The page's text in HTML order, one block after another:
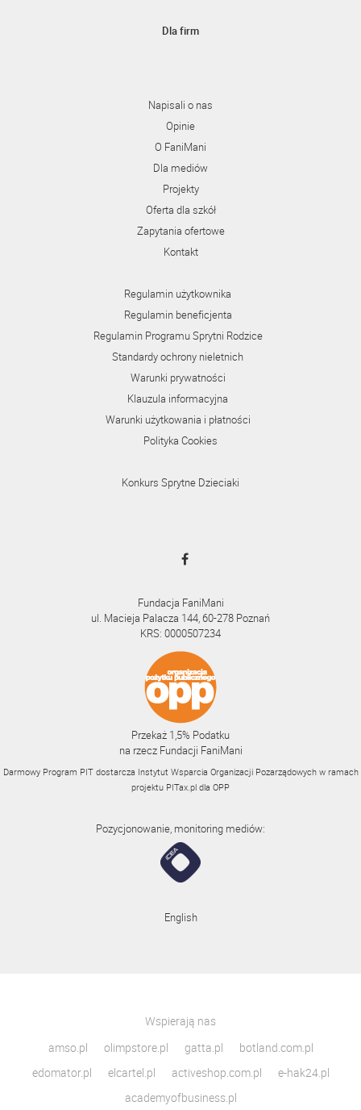
Dla firm
Napisali o nas
Opinie
O FaniMani
Dla mediów
Projekty
Oferta dla szkół
Zapytania ofertowe
Kontakt
Regulamin użytkownika
Regulamin beneficjenta
Regulamin Programu Sprytni Rodzice
Standardy ochrony nieletnich
Warunki prywatności
Klauzula informacyjna
Warunki użytkowania i płatności
Polityka Cookies
Konkurs Sprytne Dzieciaki
Fundacja FaniMani
ul. Macieja Palacza 144, 60-278 Poznań
KRS: 0000507234
Przekaż 1,5% Podatku
na rzecz Fundacji FaniMani
Darmowy Program PIT dostarcza Instytut Wsparcia Organizacji Pozarządowych w ramach
projektu PITax.pl dla OPP
Pozycjonowanie, monitoring mediów:
English
Wspierają nas
amso.pl
olimpstore.pl gatta.pl
botland.com.pl
edomator.pl
elcartel.pl activeshop.com.pl
e-hak24.pl
academyofbusiness.pl